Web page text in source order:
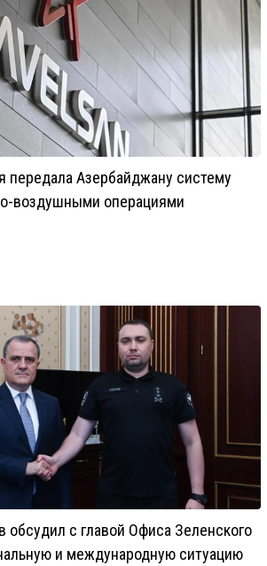
передала Азербайджану систему
воздушными операциями
обсудил с главой Офиса Зеленского
и международную ситуацию